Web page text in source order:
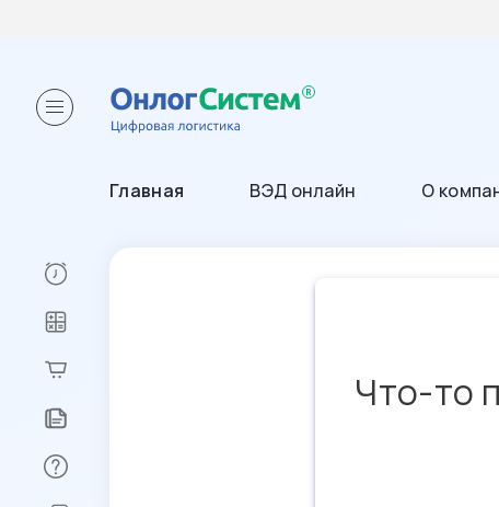
Главная ВЭД онлайн О
Что-то